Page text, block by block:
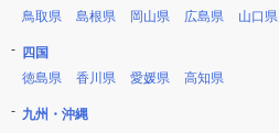
鳥取県
島根県 岡山県 広島県 山口県
四国
徳島県
香川県 愛媛県 高知県
九州・沖縄